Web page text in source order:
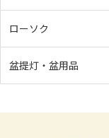
ローソク
盆提灯・盆用品